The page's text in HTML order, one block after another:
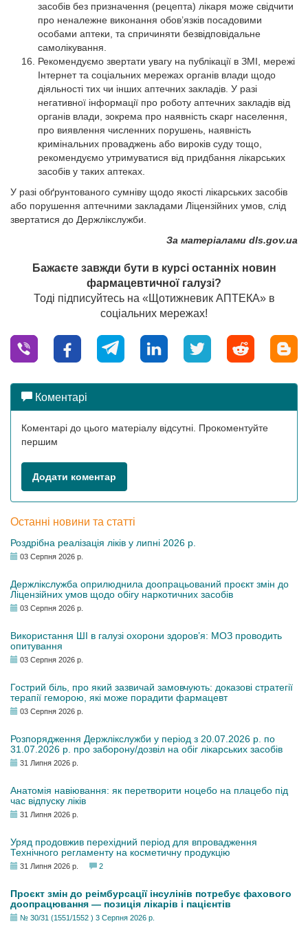
засобів без призначення (рецепта) лікаря може свідчити
про неналежне виконання обов’язків посадовими
особами аптеки, та спричиняти безвідповідальне
самолікування.
Рекомендуємо звертати увагу на публікації в ЗМІ, мережі
Інтернет та соціальних мережах органів влади щодо
діяльності тих чи інших аптечних закладів. У разі
негативної інформації про роботу аптечних закладів від
органів влади, зокрема про наявність скарг населення,
про виявлення численних порушень, наявність
кримінальних проваджень або вироків суду тощо,
рекомендуємо утримуватися від придбання лікарських
засобів у таких аптеках.
У разі обґрунтованого сумніву щодо якості лікарських засобів
або порушення аптечними закладами Ліцензійних умов, слід
звертатися до Держлікслужби.
За матеріалами dls.gov.ua
Бажаєте завжди бути в курсі останніх новин
фармацевтичної галузі?
Тоді підписуйтесь на «Щотижневик АПТЕКА» в
соціальних мережах!
Коментарі
Коментарі до цього матеріалу відсутні. Прокоментуйте
першим
Додати коментар
Останні новини та статті
Роздрібна реалізація ліків у липні 2026 р.
03 Серпня 2026 р.
Держлікслужба оприлюднила доопрацьований проєкт змін до
Ліцензійних умов щодо обігу наркотичних засобів
03 Серпня 2026 р.
Використання ШІ в галузі охорони здоров’я: МОЗ проводить
опитування
03 Серпня 2026 р.
Гострий біль, про який зазвичай замовчують: доказові стратегії
терапії геморою, які може порадити фармацевт
03 Серпня 2026 р.
Розпорядження Держлікслужби у період з 20.07.2026 р. по
31.07.2026 р. про заборону/дозвіл на обіг лікарських засобів
31 Липня 2026 р.
Анатомія навіювання: як перетворити ноцебо на плацебо під
час відпуску ліків
31 Липня 2026 р.
Уряд продовжив перехідний період для впровадження
Технічного регламенту на косметичну продукцію
31 Липня 2026 р. 2
Проєкт змін до реімбурсації інсулінів потребує фахового
доопрацювання — позиція лікарів і пацієнтів
№ 30/31 (1551/1552 ) 3 Серпня 2026 р.